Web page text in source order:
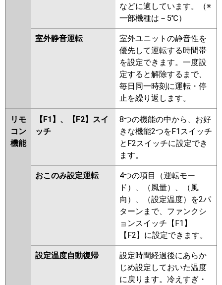
FDTWV1605HTA5SA-rak
FDTWV1605HTA5SA
FDTWK1605HT5S-rak
FDTWK1605HT5S
FDTWV1605HTA5S-rak
FDTWV1605HTA5S-rakuri-na
などに適しています。（※
一部機種は－5℃）
室外静音運転
室外ユニットの静音性を
優先して運転する時間帯
を設定できます。一度設
定すると解除するまで、
毎日同一時刻に運転・停
止を繰り返します。
リモ
コン
機能
【F1】、【F2】スイ
ッチ
8つの機能の中から、お好
きな機能2つをF1スイッチ
とF2スイッチに設定でき
ます。
おこのみ設定運転
4つの項目（運転モー
ド）、（風量）、（風
向）、（設定温度）を2パ
ターンまで、ファンクシ
ョンスイッチ【F1】
【F2】に設定できます。
設定温度自動復帰
設定時間経過後にあらか
じめ設定しておいた温度
に戻ります。冷えすぎ・